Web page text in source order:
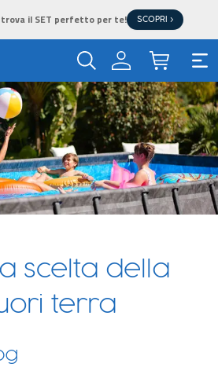
il SET perfetto per te! SCOPRI >
scelta della
terra